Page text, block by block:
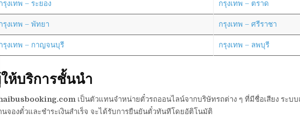
รุงเทพ – ระยอง กรุงเทพ – ตราด
รุงเทพ – พัทยา กรุงเทพ – ศรีราชา
รุงเทพ – กาญจนบุรี กรุงเทพ – ลพบุรี
ห้บริการชั้นนำ
เป็นตัวแทนจำหน่ายตั๋วรถออนไลน์จากบริษัทรถต่าง ๆ ที่มีชื่อเสียง ระบบ
นจองตั๋วและชำระเงินสำเร็จ จะได้รับการยืนยันตั๋วทันทีโดยอัติโนมัติ